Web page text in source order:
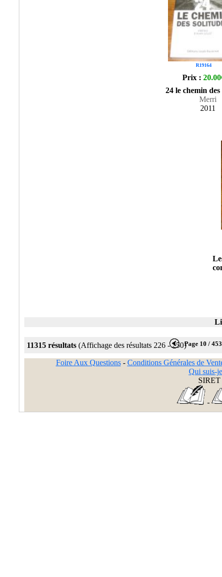
R19164
Prix :
24 le chemin des
Merri
2011
11315 résultats (Affichage des résultats 226 - 250)Page 10 / 453
Foire Aux Questions- Conditions Générales de
Qui suis-
SIRET
-